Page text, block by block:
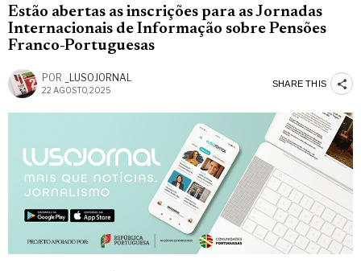
Estão abertas as inscrições para as Jornadas
Internacionais de Informação sobre Pensões
Franco-Portuguesas
POR _LUSOJORNAL
22 AGOSTO, 2025
SHARE THIS